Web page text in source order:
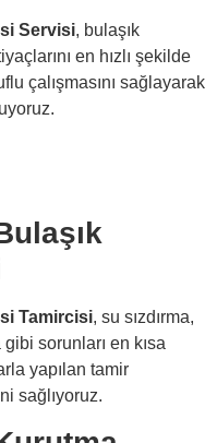
Servisi, bulaşık
en hızlı şekilde
çalışmasını sağlayarak
Tamircisi, su sızdırma,
sorunları en kısa
yapılan tamir
sağlıyoruz.